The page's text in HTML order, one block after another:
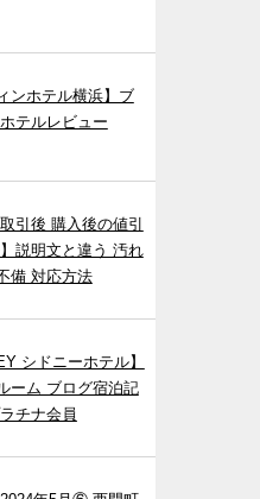
ンホテル横浜】ブ
テルレビュー
引後 購入後の値引
説明文と違う 汚れ
備 対応方法
シドニーホテル】
ーム ブログ宿泊記
チナ会員